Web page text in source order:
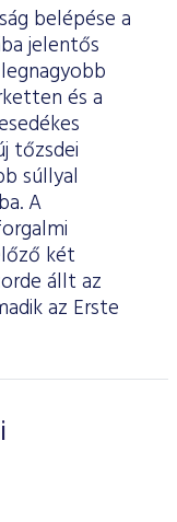
belépése a
jelentős
és a
tőzsdei
súllyal
A
két
állt az
az Erste